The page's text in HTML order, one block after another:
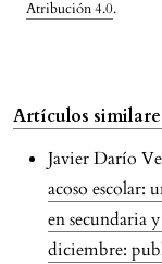
Atribución 4.0.
Artículos
Javier Darío
acoso escolar:
en secundaria
diciembre: